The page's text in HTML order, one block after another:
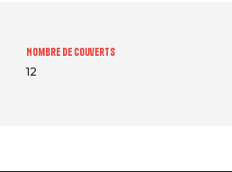
Nombre de couverts
12